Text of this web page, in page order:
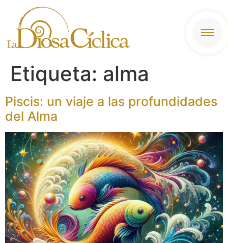
contenido
Etiqueta: alma
Piscis: un viaje a las profundidades
del Alma